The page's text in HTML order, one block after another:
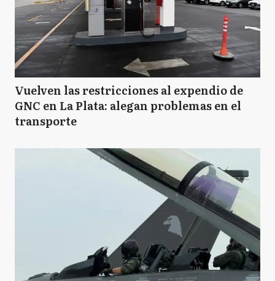
A Ayacucho
A Azul
BB
Balcarce
Baradero
Vuelven las restricciones al expendio de
GNC en La Plata: alegan problemas en el
transporte